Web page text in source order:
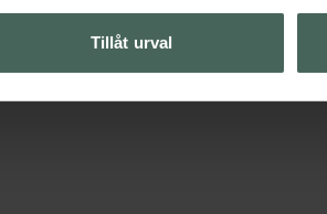
Tillåt urval